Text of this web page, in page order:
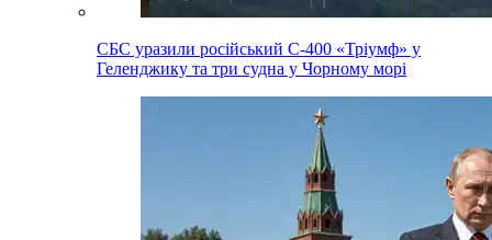
СБС уразили російський С-400 «Тріумф» у
Геленджику та три судна у Чорному морі